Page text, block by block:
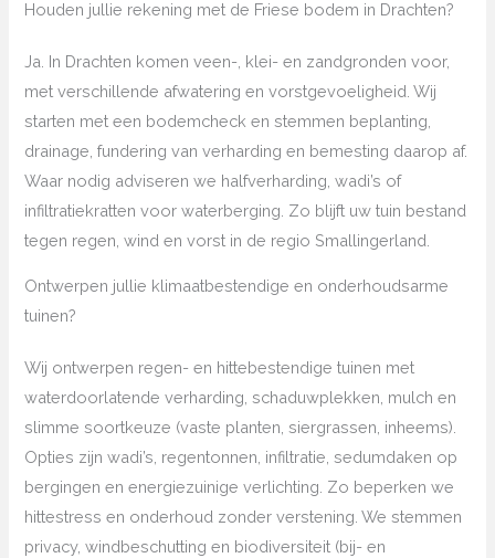
Houden jullie rekening met de Friese bodem in Drachten?
Ja. In Drachten komen veen-, klei- en zandgronden voor,
met verschillende afwatering en vorstgevoeligheid. Wij
starten met een bodemcheck en stemmen beplanting,
drainage, fundering van verharding en bemesting daarop af.
Waar nodig adviseren we halfverharding, wadi’s of
infiltratiekratten voor waterberging. Zo blijft uw tuin bestand
tegen regen, wind en vorst in de regio Smallingerland.
Ontwerpen jullie klimaatbestendige en onderhoudsarme
tuinen?
Wij ontwerpen regen- en hittebestendige tuinen met
waterdoorlatende verharding, schaduwplekken, mulch en
slimme soortkeuze (vaste planten, siergrassen, inheems).
Opties zijn wadi’s, regentonnen, infiltratie, sedumdaken op
bergingen en energiezuinige verlichting. Zo beperken we
hittestress en onderhoud zonder verstening. We stemmen
privacy, windbeschutting en biodiversiteit (bij- en